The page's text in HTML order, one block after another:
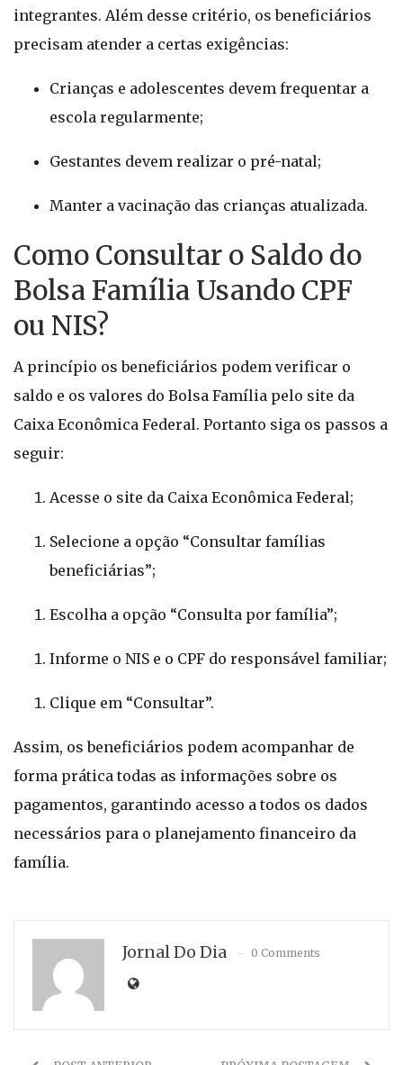
integrantes. Além desse critério, os beneficiários
precisam atender a certas exigências:
Crianças e adolescentes devem frequentar a
escola regularmente;
Gestantes devem realizar o pré-natal;
Manter a vacinação das crianças atualizada.
Como Consultar o Saldo do
Bolsa Família Usando CPF
ou NIS?
A princípio os beneficiários podem verificar o
saldo e os valores do Bolsa Família pelo site da
Caixa Econômica Federal. Portanto siga os passos a
seguir:
Acesse o site da Caixa Econômica Federal;
Selecione a opção “Consultar famílias
beneficiárias”;
Escolha a opção “Consulta por família”;
Informe o NIS e o CPF do responsável familiar;
Clique em “Consultar”.
Assim, os beneficiários podem acompanhar de
forma prática todas as informações sobre os
pagamentos, garantindo acesso a todos os dados
necessários para o planejamento financeiro da
família.
Jornal Do Dia 0 Comments